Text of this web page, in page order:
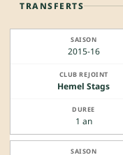
TRANSFERTS
2015-16
Hemel Stags
1 an